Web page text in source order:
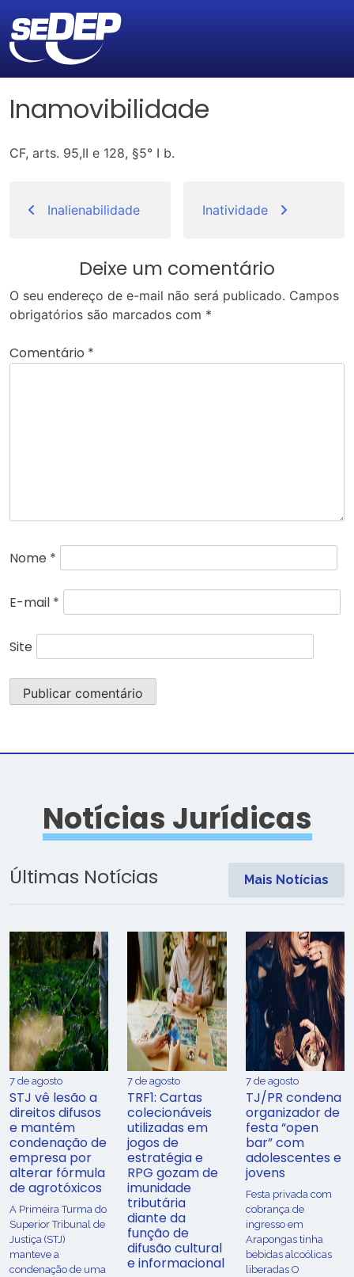
Inamovibilidade
CF, arts. 95,II e 128, §5° I b.
de
Inalienabilidade Inatividade
Deixe um comentário
O seu endereço de e-mail não será publicado. Campos
obrigatórios são marcados com *
Comentário *
Nome *
E-mail *
Site
Notícias Jurídicas
Últimas Notícias Mais Notícias
7 de agosto
STJ vê lesão a
direitos difusos
e mantém
condenação de
empresa por
alterar fórmula
de agrotóxicos
​A Primeira Turma do
Superior Tribunal de
Justiça (STJ)
manteve a
condenação de uma
7 de agosto
TRF1: Cartas
colecionáveis
utilizadas em
jogos de
estratégia e
RPG gozam de
imunidade
tributária
diante da
função de
difusão cultural
e informacional
7 de agosto
TJ/PR condena
organizador de
festa “open
bar” com
adolescentes e
jovens
Festa privada com
cobrança de
ingresso em
Arapongas tinha
bebidas alcoólicas
liberadas O